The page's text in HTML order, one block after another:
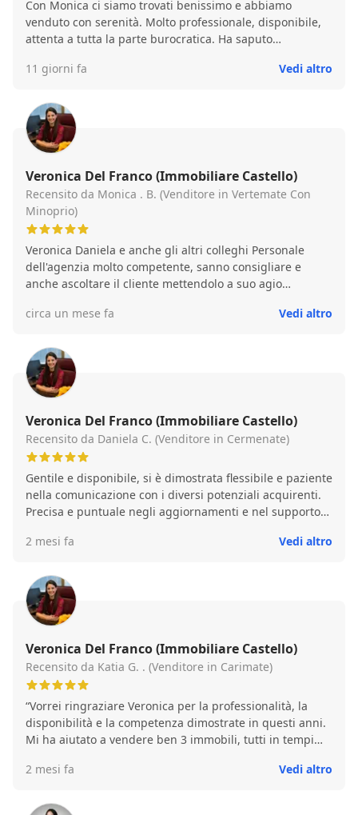
Con Monica ci siamo trovati benissimo e abbiamo
venduto con serenità. Molto professionale, disponibile,
attenta a tutta la parte burocratica. Ha saputo
l'acquirente giusto nei tempi che aveva promesso.
vuole vendere in sicurezza senza perdere tempo e
denaro.
11 giorni fa Vedi altro
Veronica Del Franco (Immobiliare Castello)
Recensito da Monica . B. (Venditore in Vertemate Con
Minoprio)
Veronica Daniela e anche gli altri colleghi Personale
dell'agenzia molto competente, sanno consigliare e
anche ascoltare il cliente mettendolo a suo agio
problematiche che possono sorgere durante una
circa un mese fa Vedi altro
Veronica Del Franco (Immobiliare Castello)
Recensito da Daniela C. (Venditore in Cermenate)
Gentile e disponibile, si è dimostrata flessibile e paziente
nella comunicazione con i diversi potenziali acquirenti.
Precisa e puntuale negli aggiornamenti e nel supporto
vendita. Esperienza positiva!
2 mesi fa Vedi altro
Veronica Del Franco (Immobiliare Castello)
Recensito da Katia G. . (Venditore in Carimate)
“Vorrei ringraziare Veronica per la professionalità, la
disponibilità e la competenza dimostrate in questi anni.
Mi ha aiutato a vendere ben 3 immobili, tutti in tempi
una persona affidabile, sempre presente e capace di
Grazie alla sua esperienza e alla sua capacità di capire il
2 mesi fa Vedi altro